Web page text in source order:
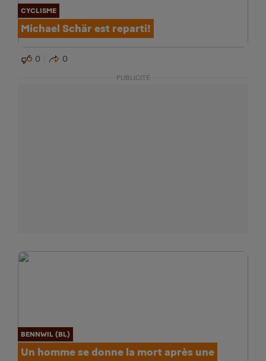
CYCLISME
Michael Schär est reparti!
0 0
PUBLICITÉ
BENNWIL (BL)
Un homme se donne la mort après une